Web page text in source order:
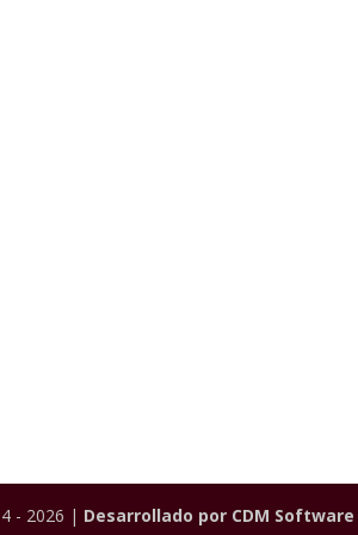
- 2026 | Desarrollado por CDM Software